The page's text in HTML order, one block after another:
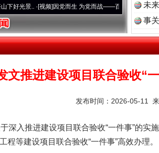
..·[视频]因党而生 为党而战——百年“纪”事⑧加强纪律..·[
未
事
文推进建设项目联合验收“
发布时间：2026-05-11 来
入推进建设项目联合验收“一件事”的实
等建设项目联合验收“一件事”高效办理。